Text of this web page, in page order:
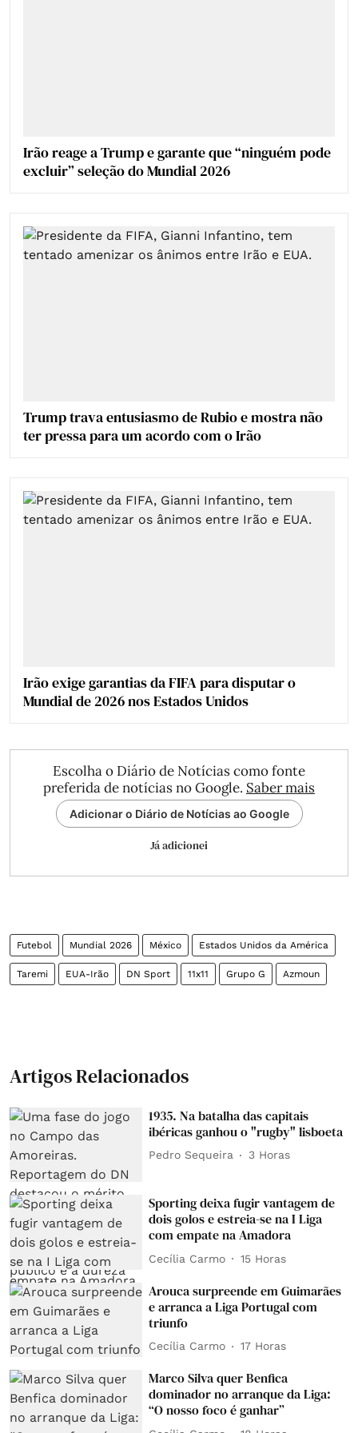
Irão reage a Trump e garante que “ninguém pode
excluir” seleção do Mundial 2026
Trump trava entusiasmo de Rubio e mostra não
ter pressa para um acordo com o Irão
Irão exige garantias da FIFA para disputar o
Mundial de 2026 nos Estados Unidos
Escolha o Diário de Notícias como fonte
preferida de notícias no Google. Saber mais
Adicionar o Diário de Notícias ao Google
Já adicionei
Futebol Mundial 2026 México Estados Unidos da América
Taremi EUA-Irão DN Sport 11x11 Grupo G Azmoun
Artigos Relacionados
1935. Na batalha das capitais
ibéricas ganhou o "rugby" lisboeta
Pedro Sequeira 3 Horas
Sporting deixa fugir vantagem de
dois golos e estreia-se na I Liga
com empate na Amadora
Cecília Carmo 15 Horas
Arouca surpreende em Guimarães
e arranca a Liga Portugal com
triunfo
Cecília Carmo 17 Horas
Marco Silva quer Benfica
dominador no arranque da Liga:
“O nosso foco é ganhar”